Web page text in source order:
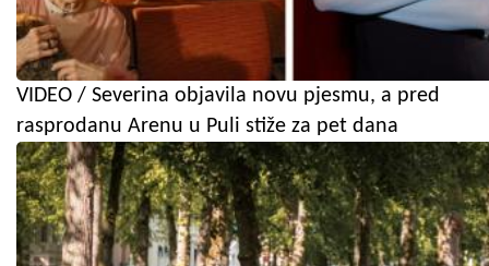
VIDEO / Severina objavila novu pjesmu, a pred
rasprodanu Arenu u Puli stiže za pet dana